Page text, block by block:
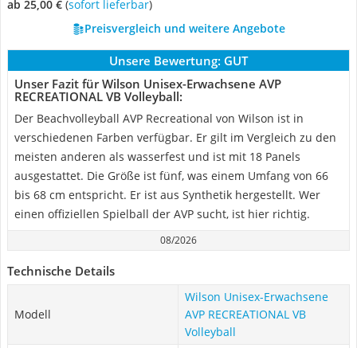
ab 25,00 € ( Sofort lieferbar)
Preisvergleich und weitere Angebote
Unsere Bewertung: GUT
Unser Fazit für Wilson Unisex-Erwachsene AVP
RECREATIONAL VB Volleyball:
Der Beachvolleyball AVP Recreational von Wilson ist in
verschiedenen Farben verfügbar. Er gilt im Vergleich zu den
meisten anderen als wasserfest und ist mit 18 Panels
ausgestattet. Die Größe ist fünf, was einem Umfang von 66
bis 68 cm entspricht. Er ist aus Synthetik hergestellt. Wer
einen offiziellen Spielball der AVP sucht, ist hier richtig.
08/2026
Technische Details
Modell
Wilson Unisex-Erwachsene
AVP RECREATIONAL VB
Volleyball